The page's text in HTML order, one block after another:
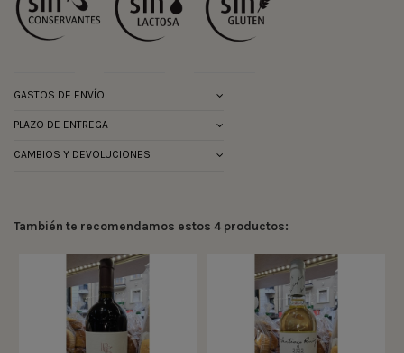
GASTOS DE ENVÍO
PLAZO DE ENTREGA
CAMBIOS Y DEVOLUCIONES
También te recomendamos estos 4 productos: